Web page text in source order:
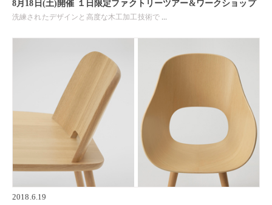
8月18日(土)開催 １日限定ファクトリーツアー&ワークショップ
洗練されたデザインと高度な木工加工技術で
2018.6.19